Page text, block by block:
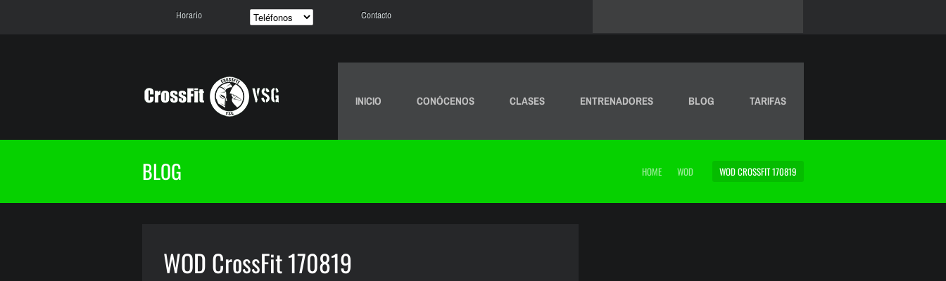
Horario Contacto
INICIO CONÓCENOS CLASES ENTRENADORES BLOG TARIFAS
BLOG HOME WOD WOD CROSSFIT 170819
WOD CrossFit 170819